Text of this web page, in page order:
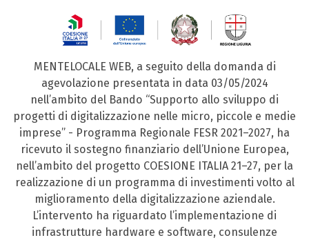
MENTELOCALE WEB, a seguito della domanda di
agevolazione presentata in data 03/05/2024
nell’ambito del Bando “Supporto allo sviluppo di
progetti di digitalizzazione nelle micro, piccole e medie
imprese” - Programma Regionale FESR 2021–2027, ha
ricevuto il sostegno finanziario dell’Unione Europea,
nell’ambito del progetto COESIONE ITALIA 21–27, per la
realizzazione di un programma di investimenti volto al
miglioramento della digitalizzazione aziendale.
L’intervento ha riguardato l’implementazione di
infrastrutture hardware e software, consulenze